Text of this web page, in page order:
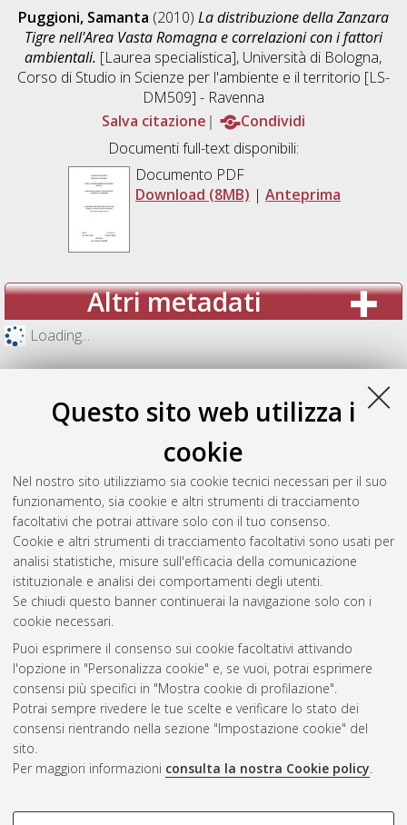
Questo sito web utilizza i
cookie
Nel nostro sito utilizziamo sia cookie tecnici necessari per il suo
funzionamento, sia cookie e altri strumenti di tracciamento
facoltativi che potrai attivare solo con il tuo consenso.
Cookie e altri strumenti di tracciamento facoltativi sono usati per
analisi statistiche, misure sull'efficacia della comunicazione
istituzionale e analisi dei comportamenti degli utenti.
Se chiudi questo banner continuerai la navigazione solo con i
cookie necessari.
Puoi esprimere il consenso sui cookie facoltativi attivando
l'opzione in "Personalizza cookie" e, se vuoi, potrai esprimere
consensi più specifici in "Mostra cookie di profilazione".
Potrai sempre rivedere le tue scelte e verificare lo stato dei
consensi rientrando nella sezione "Impostazione cookie" del
sito.
Per maggiori informazioni consulta la nostra Cookie policy.
COOKIE DI PROFILAZIONE -
Puggioni, Samanta (2010) La distribuzione della Zanzara
Tigre nell'Area Vasta Romagna e correlazioni con i fattori
ambientali. [Laurea specialistica], Università di Bologna,
Corso di Studio in Scienze per l'ambiente e il territorio [LS-
DM509] - Ravenna
Salva citazione
Condividi
Documenti full-text disponibili:
Documento PDF
Download (8MB) | Anteprima
Altri metadati
Loading...
Gestione del documento:
Atom
Rss 1.0
Rss 2.0
AMS Laurea
Impostazioni Cookie